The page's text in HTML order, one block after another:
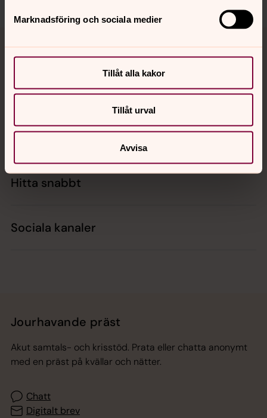
Marknadsföring och sociala medier
Tillåt alla kakor
Tillåt urval
Avvisa
Kontakt
Kalender
Hitta snabbt
Sociala kanaler
Jourhavande präst
Akut samtals- och krisstöd. Prata eller chatta anonymt
med en präst på kvällar och nätter.
Chatt
Digitalt brev